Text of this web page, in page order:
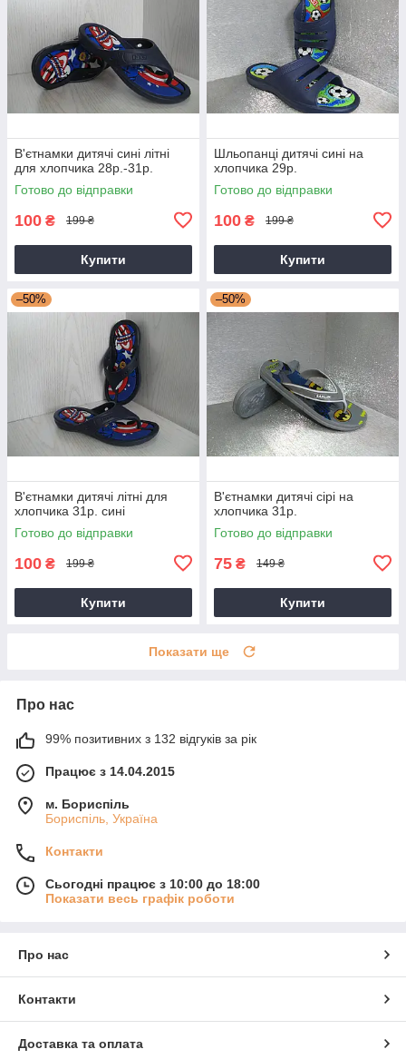
В'єтнамки дитячі сині літні
для хлопчика 28р.-31р.
Готово до відправки
100 ₴ 199 ₴
Купити
Шльопанці дитячі сині на
хлопчика 29р.
Готово до відправки
100 ₴ 199 ₴
Купити
–50%
В'єтнамки дитячі літні для
хлопчика 31р. сині
Готово до відправки
100 ₴ 199 ₴
Купити
–50%
В'єтнамки дитячі сірі на
хлопчика 31р.
Готово до відправки
75 ₴ 149 ₴
Купити
Показати ще
Про нас
99% позитивних з 132 відгуків за рік
Працює з 14.04.2015
м. Бориспіль
Бориспіль, Україна
Контакти
Сьогодні працює з 10:00 до 18:00
Показати весь графік роботи
Про нас
Контакти
Доставка та оплата